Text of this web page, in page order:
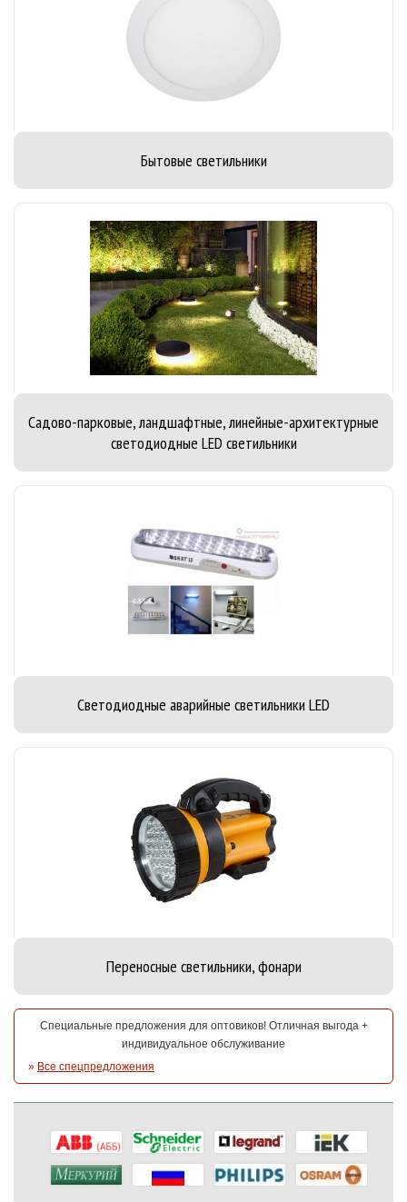
Бытовые светильники
Садово-парковые, ландшафтные, линейные-архитектурные
светодиодные LED светильники
Светодиодные аварийные светильники LED
Переносные светильники, фонари
Специальные предложения для оптовиков! Отличная выгода +
индивидуальное обслуживание
» Все спецпредложения